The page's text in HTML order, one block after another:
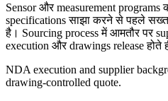
Sensor और measurement programs
specifications साझा करने से पहले
है। Sourcing process में आमतौर पर
execution और drawings release होते
NDA execution and supplier
drawing-controlled quote.